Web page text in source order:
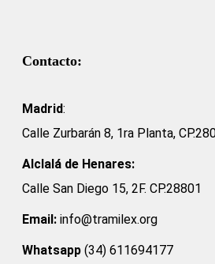
Contacto:
Madrid:
Calle Zurbarán 8, 1ra Planta,
Alclalá de Henares:
Calle San Diego 15, 2F. CP.28801
Email: info@tramilex.org
Whatsapp (34) 611694177